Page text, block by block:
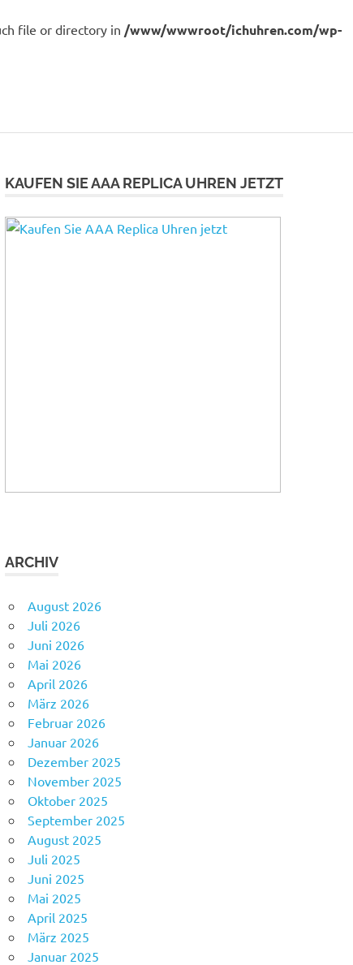
file or directory in /www/wwwroot/ichuhren.com/wp-
KAUFEN SIE AAA REPLICA UHREN JETZT
ARCHIV
August 2026
Juli 2026
Juni 2026
Mai 2026
April 2026
März 2026
Februar 2026
Januar 2026
Dezember 2025
November 2025
Oktober 2025
September 2025
August 2025
Juli 2025
Juni 2025
Mai 2025
April 2025
März 2025
Januar 2025